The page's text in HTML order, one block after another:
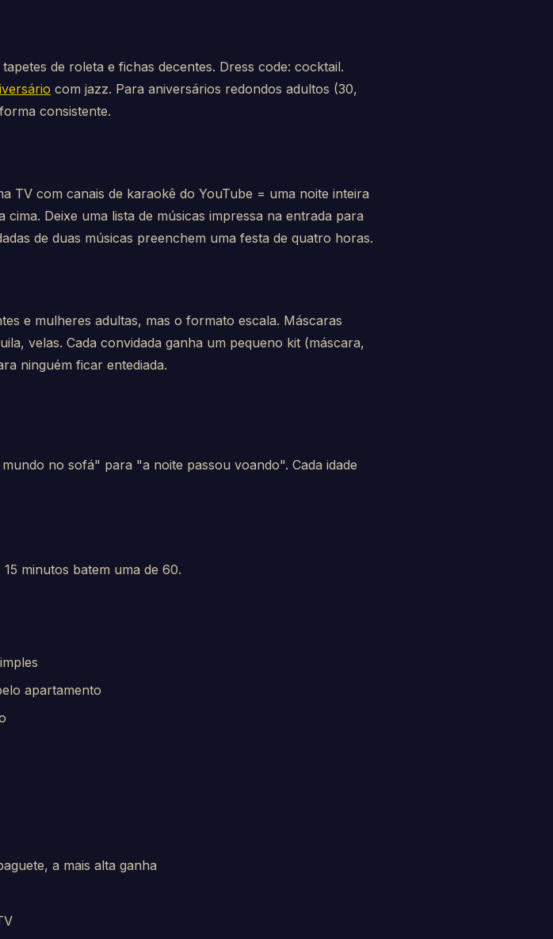
de roleta e fichas decentes. Dress code: cocktail.
com jazz. Para aniversários redondos adultos (30,
consistente.
TV com canais de karaokê do YouTube = uma noite inteira
Deixe uma lista de músicas impressa na entrada para
de duas músicas preenchem uma festa de quatro horas.
e mulheres adultas, mas o formato escala. Máscaras
velas. Cada convidada ganha um pequeno kit (máscara,
ninguém ficar entediada.
no sofá" para "a noite passou voando". Cada idade
minutos batem uma de 60.
apartamento
a mais alta ganha